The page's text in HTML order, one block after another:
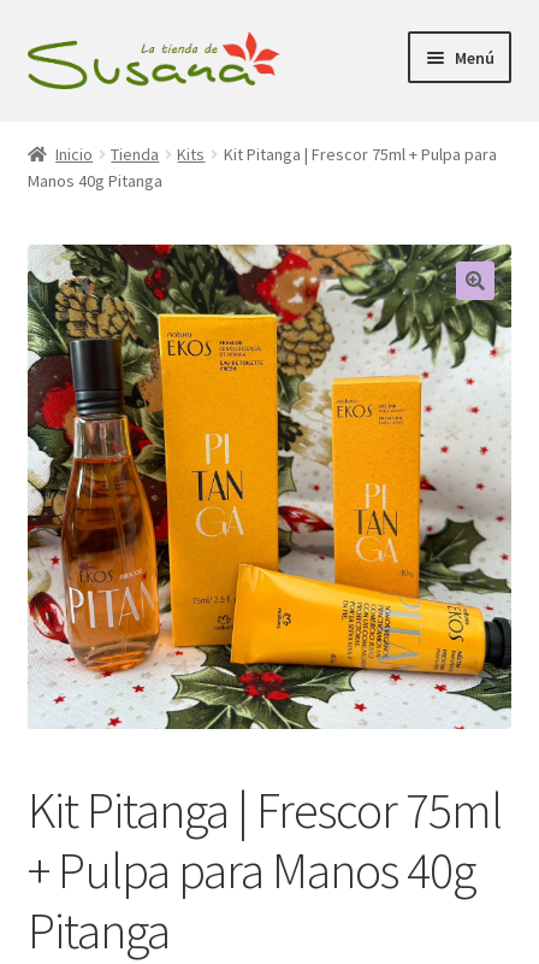
Ir
a
Ir
al
Menú
Promociones
Tienda
el
menú
hijo
Carrito
Mi Cuenta
Inicio Tienda Kits
Kit Pitanga | Frescor 75ml + Pulpa para
Manos 40g Pitanga
Kit Pitanga | Frescor 75ml
+ Pulpa para Manos 40g
Pitanga